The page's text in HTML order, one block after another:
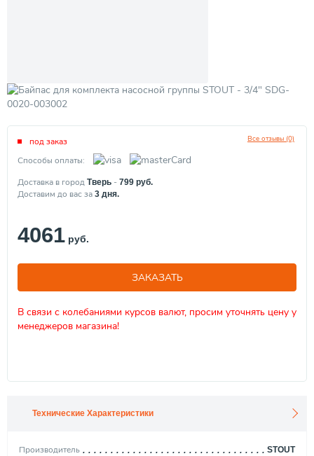
Все отзывы (0)
под заказ
Способы оплаты:
Доставка в город Тверь - 799 руб.
Доставим до вас за 3 дня.
4061 руб.
ЗАКАЗАТЬ
В связи с колебаниями курсов валют, просим уточнять цену у
менеджеров магазина!
Технические Характеристики
Производитель STOUT